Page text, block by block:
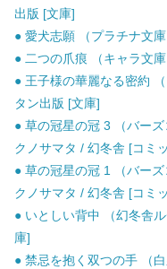
出版 [文庫]
● 愛犬志願 （プラチナ文
● 二つの爪痕 （キャラ文
● 王子様の華麗なる密約
タン出版 [文庫]
● 草の冠星の冠 3 （バー
クノサマタ / 幻冬舎 [コミ
● 草の冠星の冠 1 （バー
クノサマタ / 幻冬舎 [コミ
● いとしい背中 （幻冬舎
庫]
● 禁忌を抱く双つの手 （